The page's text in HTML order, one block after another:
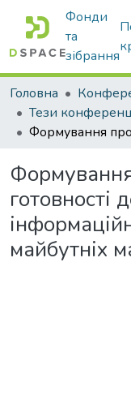
Фонди
та
зібрання
Головна
Тези
готовності
майбутніх